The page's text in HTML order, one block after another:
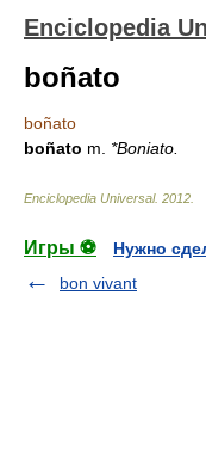
Enciclopedia
boñato
boñato
boñato m. *Boniato.
Enciclopedia Universal. 2012
Игры ⚽
Нужно
bon vivant